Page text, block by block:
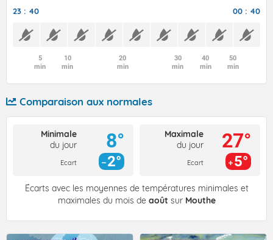
23 : 40 00 : 40
5
min
10
min
20
min
30
min
40
min
50
min
Comparaison aux normales
Minimale
du jour
Ecart
8°
2°
Maximale
du jour
Ecart
27°
5°
Écarts avec les moyennes de températures minimales et
maximales du mois de août sur Mouthe